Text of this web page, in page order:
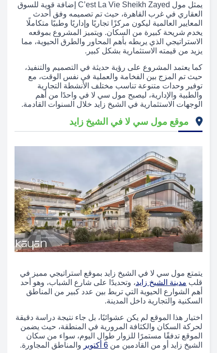
يمثل مول C’est La Vie Sheikh Zayed إضافة قوية للسوق
العقاري في غرب القاهرة، حيث تم تصميمه وفق أحدث
المعايير العالمية ليكون مركزًا تجاريًا وإداريًا وطبيًا متكاملًا
يخدم شريحة كبيرة من السكان. ويتميز المشروع بموقعه
الاستراتيجي الذي يربطه بأهم المحاور والطرق الحيوية، مما
يزيد من قيمته الاستثمارية بشكل كبير.
كما يعتمد المشروع على رؤية حديثة في التصميم والتنفيذ،
حيث تم المزج بين الفخامة والعملية في نفس الوقت، مع
توفير وحدات متنوعة تناسب مختلف الأنشطة التجارية
والطبية والإدارية، ليصبح مول سي لا في واحدًا من أهم
الوجهات الاستثمارية في الشيخ زايد خلال السنوات القادمة.
موقع مول سي لا في الشيخ زايد
يتمتع مول سي لا في الشيخ زايد بموقع استراتيجي مميز في
قلب مدينة الشيخ زايد، وتحديدًا على شارع الشباب، وهو أحد
أهم الشوارع الحيوية التي تربط بين عدد كبير من المناطق
السكنية والتجارية داخل المدينة.
اختيار هذا الموقع لم يكن عشوائيًا، بل جاء نتيجة دراسة دقيقة
لحركة السكان والكثافة المرورية في المنطقة، حيث يضمن
الموقع تدفقًا مستمرًا للزوار طوال اليوم، سواء من سكان
الشيخ زايد أو من القادمين من 6 أكتوبر
والمناطق المجاورة.